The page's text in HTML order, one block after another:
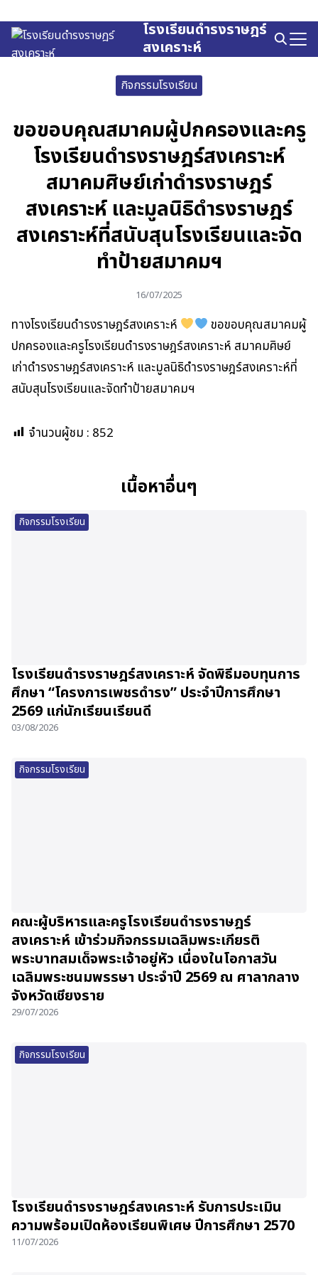
to
content
โรงเรียนดำรงราษฎร์
สงเคราะห์
Search
for:
กิจกรรมโรงเรียน
ขอขอบคุณสมาคมผู้ปกครองและครู
โรงเรียนดำรงราษฎร์สงเคราะห์
สมาคมศิษย์เก่าดำรงราษฎร์
สงเคราะห์ และมูลนิธิดำรงราษฎร์
สงเคราะห์ที่สนับสุนโรงเรียนและจัด
ทำป้ายสมาคมฯ
16/07/2025
ทางโรงเรียนดำรงราษฎร์สงเคราะห์
ขอขอบคุณสมาคมผู้
ปกครองและครูโรงเรียนดำรงราษฎร์สงเคราะห์ สมาคมศิษย์
เก่าดำรงราษฎร์สงเคราะห์ และมูลนิธิดำรงราษฎร์สงเคราะห์ที่
สนับสุนโรงเรียนและจัดทำป้ายสมาคมฯ
จำนวนผู้ชม : 852
เนื้อหาอื่นๆ
กิจกรรมโรงเรียน
โรงเรียนดำรงราษฎร์สงเคราะห์ จัดพิธีมอบทุนการ
ศึกษา “โครงการเพชรดำรง” ประจำปีการศึกษา
2569 แก่นักเรียนเรียนดี
03/08/2026
กิจกรรมโรงเรียน
คณะผู้บริหารและครูโรงเรียนดำรงราษฎร์
สงเคราะห์ เข้าร่วมกิจกรรมเฉลิมพระเกียรติ
พระบาทสมเด็จพระเจ้าอยู่หัว เนื่องในโอกาสวัน
เฉลิมพระชนมพรรษา ประจำปี 2569 ณ ศาลากลาง
จังหวัดเชียงราย
29/07/2026
กิจกรรมโรงเรียน
โรงเรียนดำรงราษฎร์สงเคราะห์ รับการประเมิน
ความพร้อมเปิดห้องเรียนพิเศษ ปีการศึกษา 2570
11/07/2026